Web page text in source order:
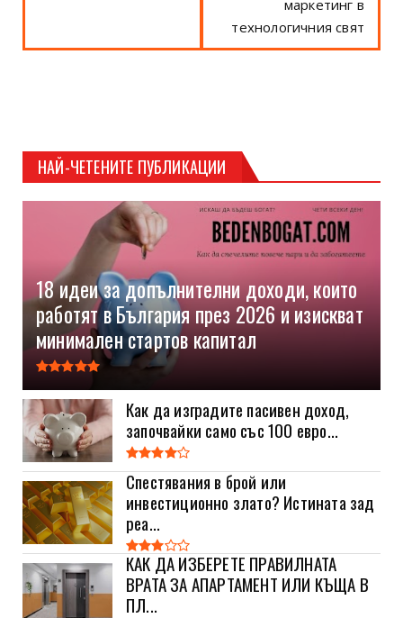
маркетинг в
технологичния свят
НАЙ-ЧЕТЕНИТЕ ПУБЛИКАЦИИ
18 идеи за допълнителни доходи, които
работят в България през 2026 и изискват
минимален стартов капитал
Как да изградите пасивен доход,
започвайки само със 100 евро...
Спестявания в брой или
инвестиционно злато? Истината зад
реа...
КАК ДА ИЗБЕРЕТЕ ПРАВИЛНАТА
ВРАТА ЗА АПАРТАМЕНТ ИЛИ КЪЩА В
ПЛ...